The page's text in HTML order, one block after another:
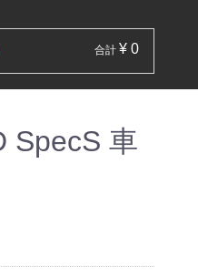
合計 ¥ 0
SpecS 車